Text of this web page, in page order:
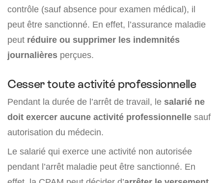
contrôle (sauf absence pour examen médical), il
peut être sanctionné. En effet, l’assurance maladie
peut réduire ou supprimer les indemnités
journalières perçues.
Cesser toute activité professionnelle
Pendant la durée de l’arrêt de travail, le salarié ne
doit exercer aucune activité professionnelle sauf
autorisation du médecin.
Le salarié qui exerce une activité non autorisée
pendant l’arrêt maladie peut être sanctionné. En